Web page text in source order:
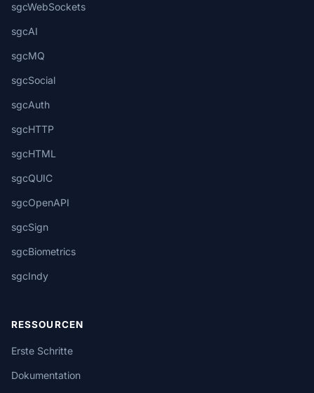
sgcWebSockets
sgcAI
sgcMQ
sgcSocial
sgcAuth
sgcHTTP
sgcHTML
sgcQUIC
sgcOpenAPI
sgcSign
sgcBiometrics
sgcIndy
RESSOURCEN
Erste Schritte
Dokumentation